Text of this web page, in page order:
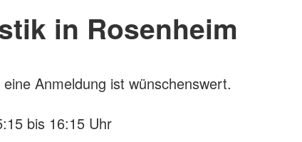
in Rosenheim
Anmeldung ist wünschenswert.
bis 16:15 Uhr